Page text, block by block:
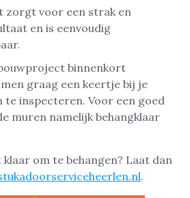
zorgt voor een strak en
en is eenvoudig
binnenkort
graag een keertje bij je
te inspecteren. Voor een goed
muren namelijk behangklaar
om te behangen? Laat dan
.